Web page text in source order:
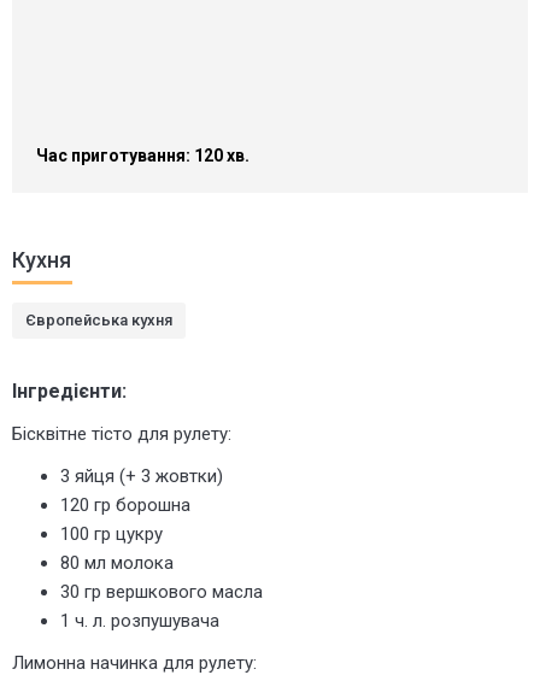
Час приготування: 120 хв.
Кухня
Європейська кухня
Інгредієнти:
Бісквітне тісто для рулету:
3 яйця (+ 3 жовтки)
120 гр борошна
100 гр цукру
80 мл молока
30 гр вершкового масла
1 ч. л. розпушувача
Лимонна начинка для рулету: